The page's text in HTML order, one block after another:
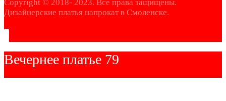
Copyright © 2018- 2023. Все права защищены.
Дизайнерские платья напрокат в Смоленске.
Вечернее платье 79